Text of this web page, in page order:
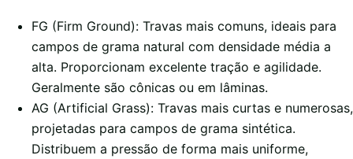
FG (Firm Ground): Travas mais comuns, ideais para
campos de grama natural com densidade média a
alta. Proporcionam excelente tração e agilidade.
Geralmente são cônicas ou em lâminas.
AG (Artificial Grass): Travas mais curtas e numerosas,
projetadas para campos de grama sintética.
Distribuem a pressão de forma mais uniforme,